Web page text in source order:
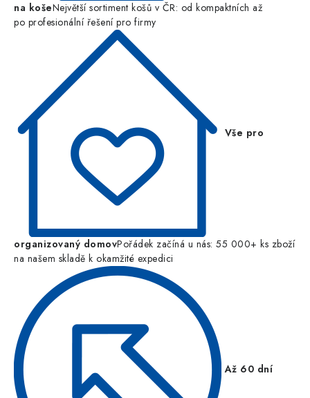
na košeNejvětší sortiment košů v ČR: od kompaktních až
po profesionální řešení pro firmy
Vše pro
organizovaný domovPořádek začíná u nás: 55 000+ ks zboží
na našem skladě k okamžité expedici
Až 60 dní